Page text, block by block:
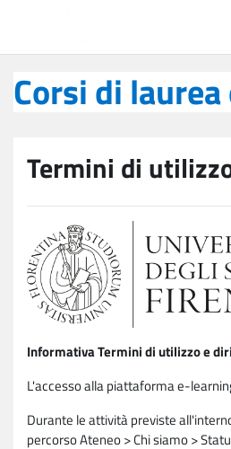
Corsi di
Termini di
Informativa Termini di utilizzo e
L'accesso alla piattaforma e-
Durante le attività previste
percorso Ateneo > Chi siamo >